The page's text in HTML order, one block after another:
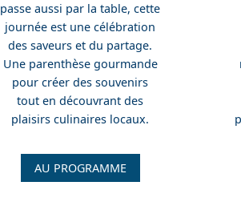
passe aussi par la table, cette
journée est une célébration
des saveurs et du partage.
Une parenthèse gourmande
pour créer des souvenirs
tout en découvrant des
plaisirs culinaires locaux.
AU PROGRAMMEJ
o